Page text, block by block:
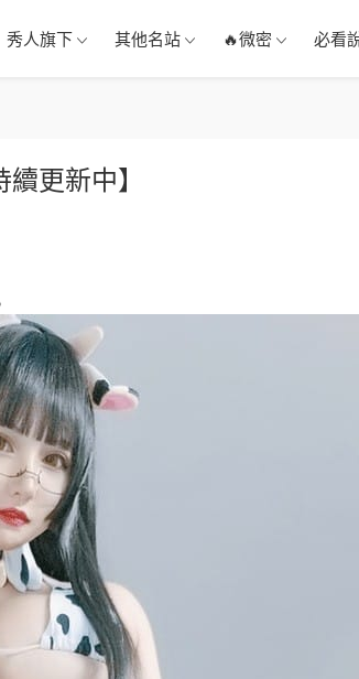
秀人旗下 其他名站 🔥微密 必看
更新中】